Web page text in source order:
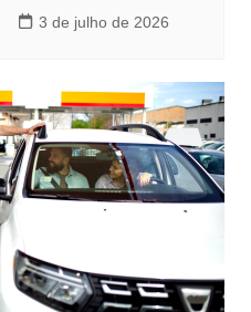
3 de julho de 2026